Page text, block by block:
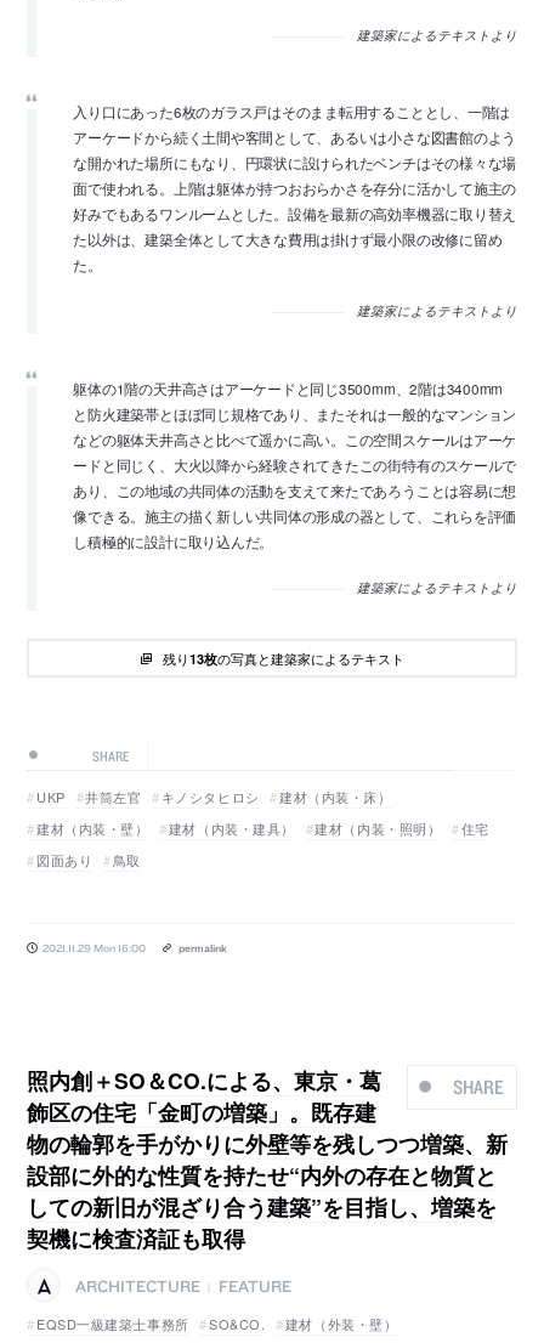
建築家によるテキストより
入り口にあった6枚のガラス戸はそのまま転用することとし、一階は
アーケードから続く土間や客間として、あるいは小さな図書館のよう
な開かれた場所にもなり、円環状に設けられたベンチはその様々な場
面で使われる。上階は躯体が持つおおらかさを存分に活かして施主の
好みでもあるワンルームとした。設備を最新の高効率機器に取り替え
た以外は、建築全体として大きな費用は掛けず最小限の改修に留め
た。
建築家によるテキストより
躯体の1階の天井高さはアーケードと同じ3500mm、2階は3400mm
と防火建築帯とほぼ同じ規格であり、またそれは一般的なマンション
などの躯体天井高さと比べて遥かに高い。この空間スケールはアーケ
ードと同じく、大火以降から経験されてきたこの街特有のスケールで
あり、この地域の共同体の活動を支えて来たであろうことは容易に想
像できる。施主の描く新しい共同体の形成の器として、これらを評価
し積極的に設計に取り込んだ。
建築家によるテキストより
残り13枚の写真と建築家によるテキスト
SHARE
UKP 井筒左官 キノシタヒロシ
建材（内装・床）
建材（内装・壁）
建材（内装・建具） 建材（内装・照明）
住宅
図面あり
鳥取
2021.11.29 Mon 16:00 permalink
SHARE
照内創＋SO＆CO.による、東京・葛
飾区の住宅「金町の増築」。既存建
物の輪郭を手がかりに外壁等を残しつつ増築、新
設部に外的な性質を持たせ“内外の存在と物質と
しての新旧が混ざり合う建築”を目指し、増築を
契機に検査済証も取得
ARCHITECTURE
FEATURE
EQSD一級建築士事務所
SO&CO. 建材（外装・壁）